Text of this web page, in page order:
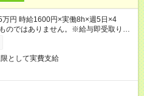
円 時給1600円×実働8h×週5日×4
のではありません。※給与即受取りサ
）
として実費支給